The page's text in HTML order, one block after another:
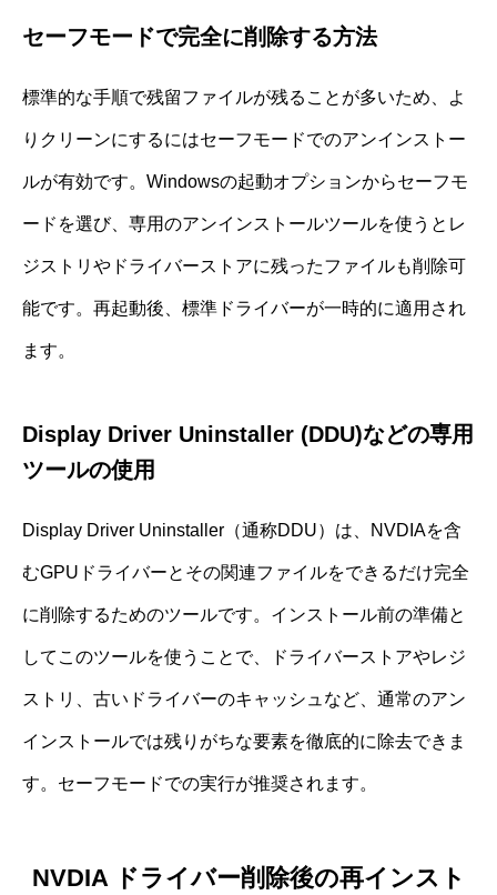
セーフモードで完全に削除する方法
標準的な手順で残留ファイルが残ることが多いため、よ
りクリーンにするにはセーフモードでのアンインストー
ルが有効です。Windowsの起動オプションからセーフモ
ードを選び、専用のアンインストールツールを使うとレ
ジストリやドライバーストアに残ったファイルも削除可
能です。再起動後、標準ドライバーが一時的に適用され
ます。
Display Driver Uninstaller (DDU)などの専用
ツールの使用
Display Driver Uninstaller（通称DDU）は、NVDIAを含
むGPUドライバーとその関連ファイルをできるだけ完全
に削除するためのツールです。インストール前の準備と
してこのツールを使うことで、ドライバーストアやレジ
ストリ、古いドライバーのキャッシュなど、通常のアン
インストールでは残りがちな要素を徹底的に除去できま
す。セーフモードでの実行が推奨されます。
NVDIA ドライバー削除後の再インスト